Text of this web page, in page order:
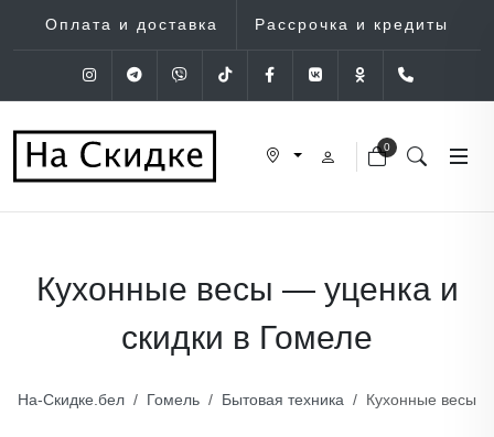
Оплата и доставка Рассрочка и кредиты
InstagramTelegram
Viber Tik-Tok Facebook
VK OK
0
Кухонные весы — уценка и
скидки в Гомеле
На-Скидке.бел Гомель Бытовая техника Кухонные весы